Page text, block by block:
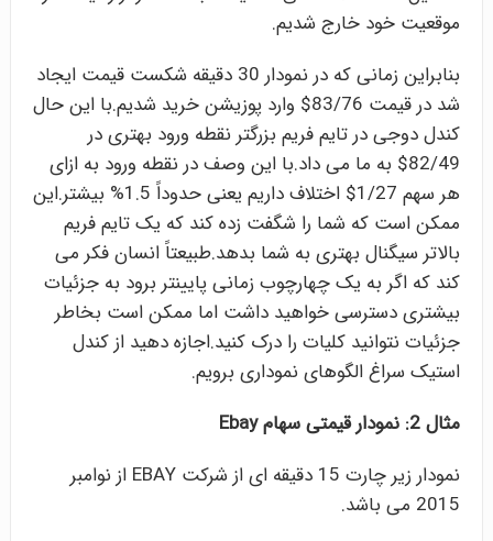
موقعیت خود خارج شدیم.
بنابراین زمانی که در نمودار 30 دقیقه شکست قیمت ایجاد
شد در قیمت 83/76$ وارد پوزیشن خرید شدیم.با این حال
کندل دوجی در تایم فریم بزرگتر نقطه ورود بهتری در
82/49$ به ما می داد.با این وصف در نقطه ورود به ازای
هر سهم 1/27$ اختلاف داریم یعنی حدوداً 1.5% بیشتر.این
ممکن است که شما را شگفت زده کند که یک تایم فریم
بالاتر سیگنال بهتری به شما بدهد.طبیعتاً انسان فکر می
کند که اگر به یک چهارچوب زمانی پایینتر برود به جزئیات
بیشتری دسترسی خواهید داشت اما ممکن است بخاطر
جزئیات نتوانید کلیات را درک کنید.اجازه دهید از کندل
استیک سراغ الگوهای نموداری برویم.
مثال 2: نمودار قیمتی سهام Ebay
نمودار زیر چارت 15 دقیقه ای از شرکت EBAY از نوامبر
2015 می باشد.